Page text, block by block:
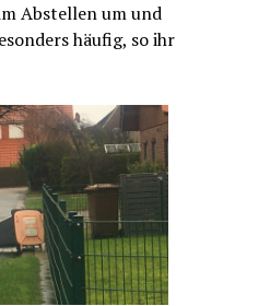
Abstellen um und
häufig, so ihr